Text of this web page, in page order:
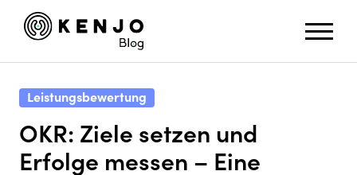
Leistungsbewertung
OKR: Ziele setzen und
Erfolge messen – Eine